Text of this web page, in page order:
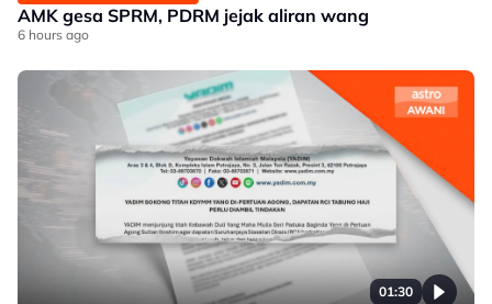
AMK gesa SPRM, PDRM jejak aliran wang
6 hours ago
01:30